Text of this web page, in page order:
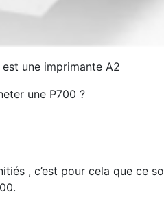
une imprimante A2
une P700 ?
, c’est pour cela que ce